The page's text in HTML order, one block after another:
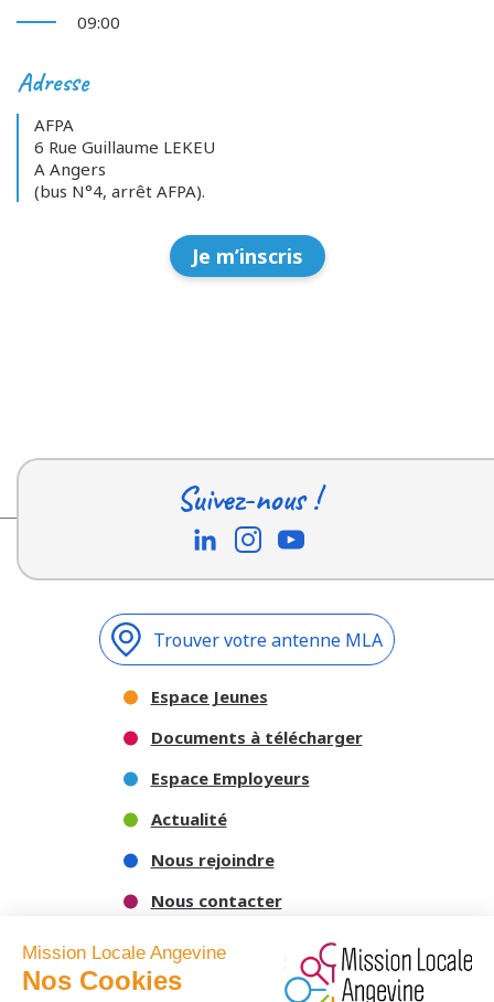
09:00
Adresse
AFPA
6 Rue Guillaume LEKEU
A Angers
(bus N°4, arrêt AFPA).
Je m’inscris
Suivez-nous !
Trouver votre antenne MLA
Espace Jeunes
Documents à télécharger
Espace Employeurs
Actualité
Nous rejoindre
Nous contacter
Mission Locale Angevine
Nos Cookies